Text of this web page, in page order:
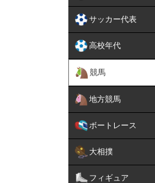
サッカー代表
高校年代
競馬
地方競馬
ボートレース
大相撲
フィギュア